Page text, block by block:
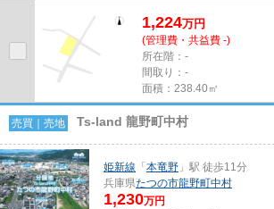
1,224万円
(管理費・共益費 -)
所在階：-
間取り：-
面積：238.40㎡
売買｜売地 Ts-land 龍野町中村
姫新線 「 本竜野 」駅 徒歩11分
兵庫県たつの市龍野町中村
1,230万円